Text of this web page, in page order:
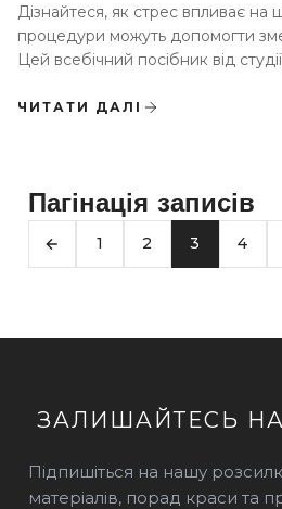
Дізнайтеся, як стрес впливає на
процедури можуть допомогти
Цей всебічний посібник від
ЧИТАТИ ДАЛІ
Пагінація записів
1 2 3 4
ЗАЛИШАЙТЕСЬ
Підпишіться на нашу
матеріалів, порад краси та